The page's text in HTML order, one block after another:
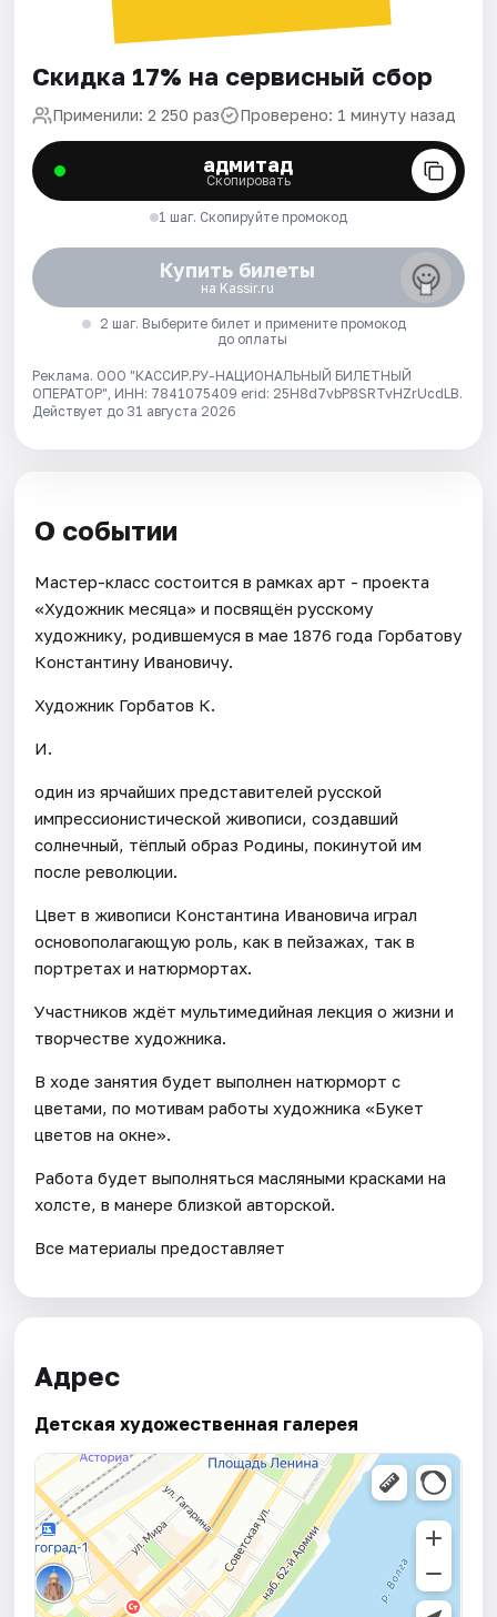
Скидка 17% на сервисный сбор
Применили: 2 250 раз Проверено: 1 минуту назад
адмитад
Скопировать
1 шаг. Скопируйте промокод
Купить билеты
на Kassir.ru
2 шаг. Выберите билет и примените промокод
до оплаты
Реклама. ООО "КАССИР.РУ-НАЦИОНАЛЬНЫЙ БИЛЕТНЫЙ
ОПЕРАТОР", ИНН: 7841075409 erid: 25H8d7vbP8SRTvHZrUcdLB.
Действует до 31 августа 2026
О событии
Мастер-класс состоится в рамках арт - проекта
«Художник месяца» и посвящён русскому
художнику, родившемуся в мае 1876 года Горбатову
Константину Ивановичу.
Художник Горбатов К.
И.
один из ярчайших представителей русской
импрессионистической живописи, создавший
солнечный, тёплый образ Родины, покинутой им
после революции.
Цвет в живописи Константина Ивановича играл
основополагающую роль, как в пейзажах, так в
портретах и натюрмортах.
Участников ждёт мультимедийная лекция о жизни и
творчестве художника.
В ходе занятия будет выполнен натюрморт с
цветами, по мотивам работы художника «Букет
цветов на окне».
Работа будет выполняться масляными красками на
холсте, в манере близкой авторской.
Все материалы предоставляет
Адрес
Детская художественная галерея